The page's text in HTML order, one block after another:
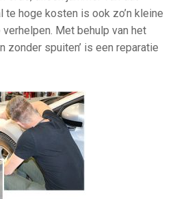
te hoge kosten is ook zo’n kleine
Met behulp van het
zonder spuiten’ is een reparatie